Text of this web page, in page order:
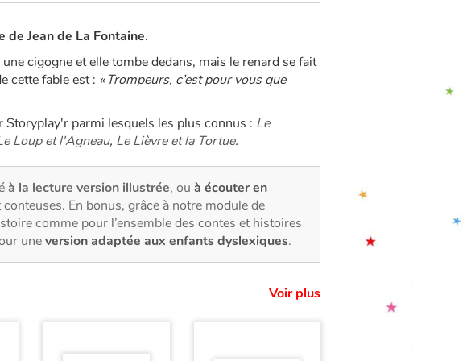
de Jean de La Fontaine.
cigogne et elle tombe dedans, mais le renard se fait
cette fable est : « Trompeurs, c’est pour vous que
Storyplay'r parmi lesquels les plus connus : Le
Loup et l'Agneau, Le Lièvre et la Tortue.
à la lecture version illustrée, ou à écouter en
En bonus, grâce à notre module de
comme pour l’ensemble des contes et histoires
uneversion adaptée aux enfants dyslexiques.
Voir plus